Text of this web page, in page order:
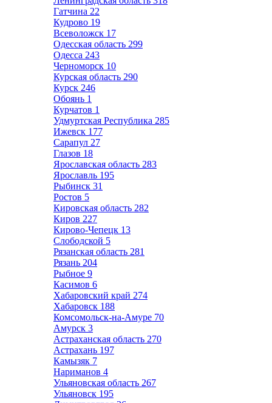
Гатчина 22
Кудрово 19
Всеволожск 17
Одесская область 299
Одесса 243
Черноморск 10
Курская область 290
Курск 246
Обоянь 1
Курчатов 1
Удмуртская Республика 285
Ижевск 177
Сарапул 27
Глазов 18
Ярославская область 283
Ярославль 195
Рыбинск 31
Ростов 5
Кировская область 282
Киров 227
Кирово-Чепецк 13
Слободской 5
Рязанская область 281
Рязань 204
Рыбное 9
Касимов 6
Хабаровский край 274
Хабаровск 188
Комсомольск-на-Амуре 70
Амурск 3
Астраханская область 270
Астрахань 197
Камызяк 7
Нариманов 4
Ульяновская область 267
Ульяновск 195